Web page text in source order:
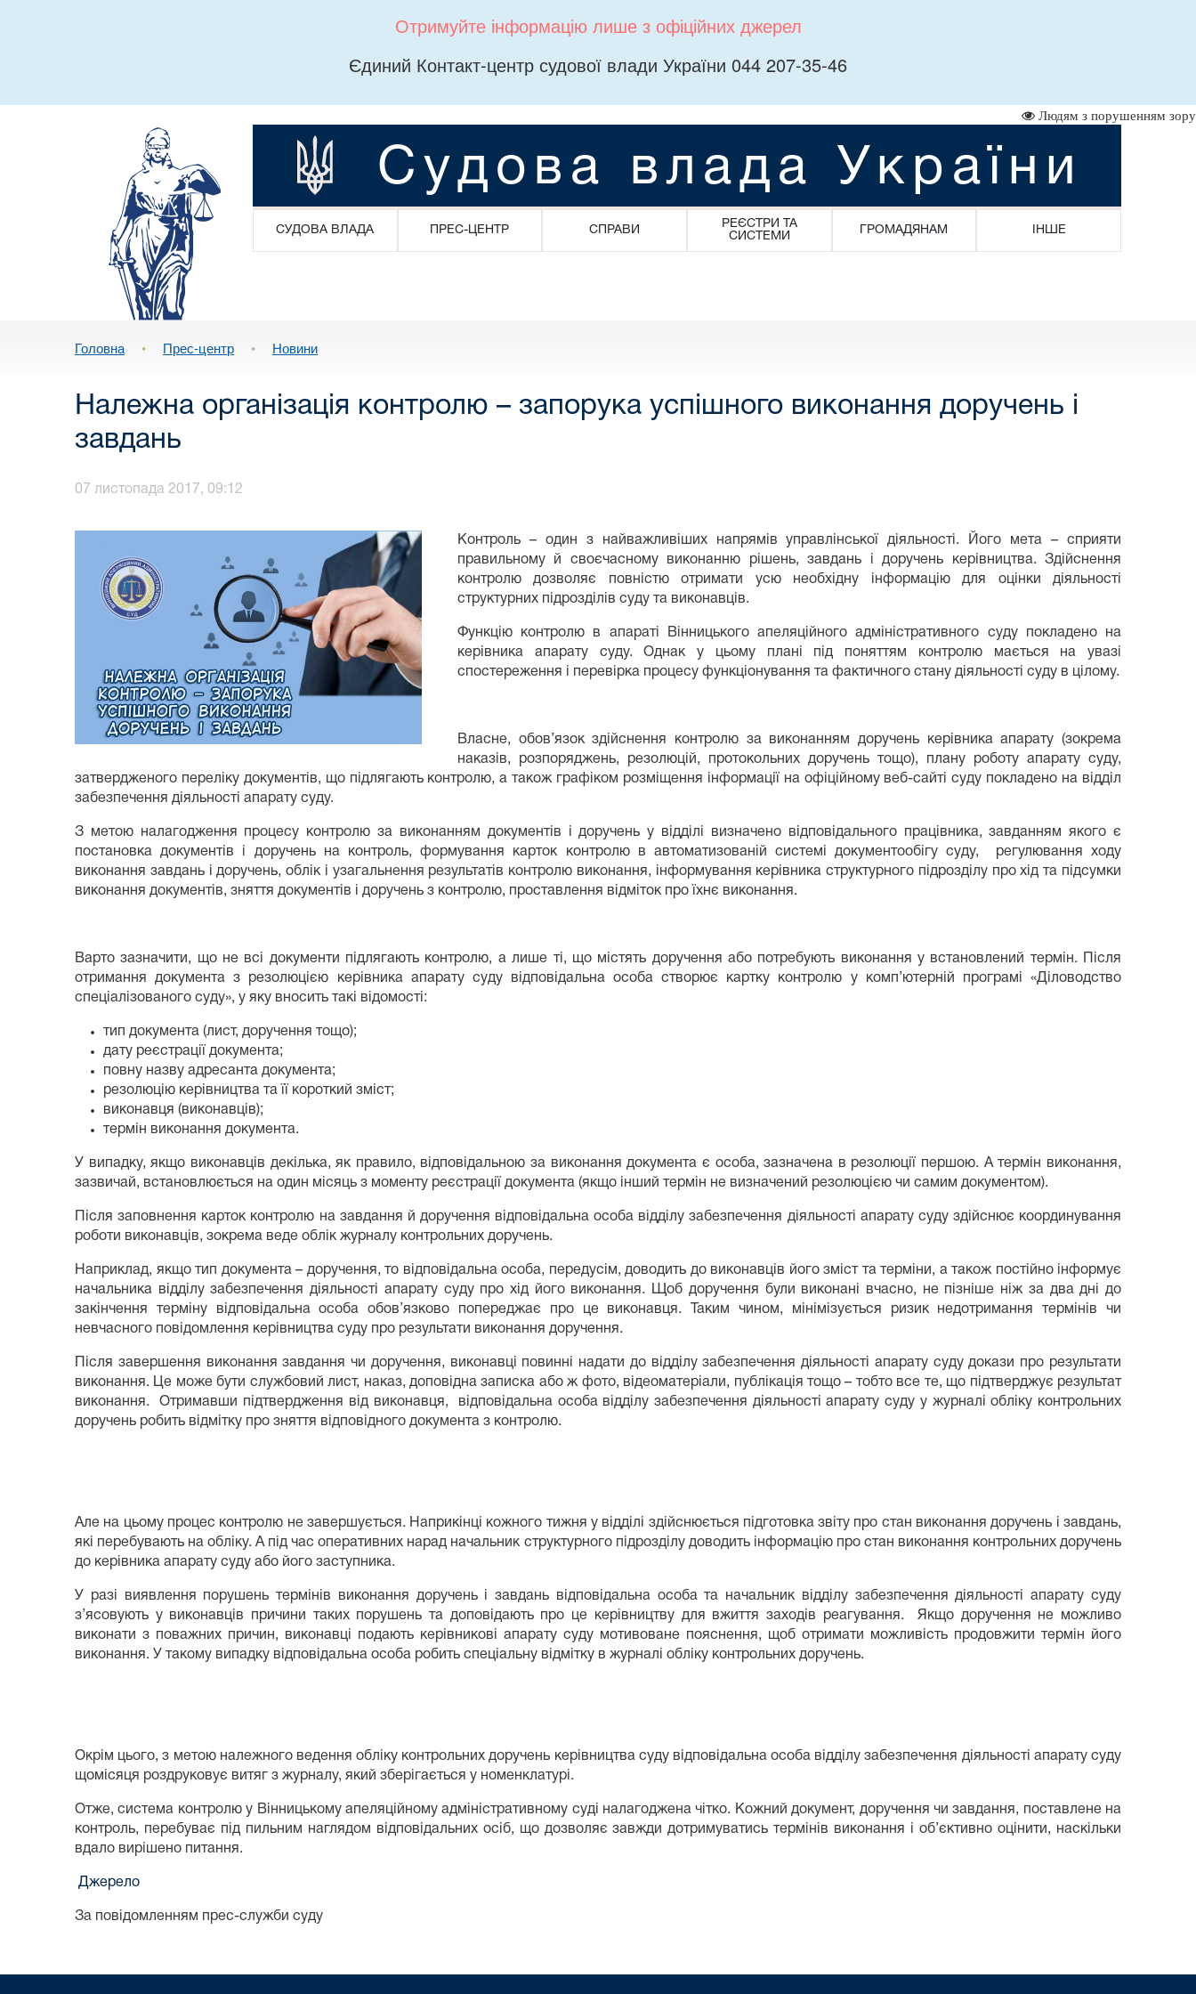
Отримуйте інформацію лише з офіційних джерел
Єдиний Контакт-центр судової влади України 044 207-35-46
Людям з порушенням зору
Судова влада України
СУДОВА ВЛАДА ПРЕС-ЦЕНТР СПРАВИ
РЕЄСТРИ ТА
СИСТЕМИ
ГРОМАДЯНАМ ІНШЕ
Головна • Прес-центр • Новини
Належна організація контролю – запорука успішного виконання доручень і
завдань
07 листопада 2017, 09:12
Контроль – один з найважливіших напрямів управлінської діяльності. Його мета – сприяти
правильному й своєчасному виконанню рішень, завдань і доручень керівництва. Здійснення
контролю дозволяє повністю отримати усю необхідну інформацію для оцінки діяльності
структурних підрозділів суду та виконавців.
Функцію контролю в апараті Вінницького апеляційного адміністративного суду покладено на
керівника апарату суду. Однак у цьому плані під поняттям контролю мається на увазі
спостереження і перевірка процесу функціонування та фактичного стану діяльності суду в цілому.
Власне, обов’язок здійснення контролю за виконанням доручень керівника апарату (зокрема
наказів, розпоряджень, резолюцій, протокольних доручень тощо), плану роботу апарату суду,
затвердженого переліку документів, що підлягають контролю, а також графіком розміщення інформації на офіційному веб-сайті суду покладено на відділ
забезпечення діяльності апарату суду.
З метою налагодження процесу контролю за виконанням документів і доручень у відділі визначено відповідального працівника, завданням якого є
постановка документів і доручень на контроль, формування карток контролю в автоматизованій системі документообігу суду, регулювання ходу
виконання завдань і доручень, облік і узагальнення результатів контролю виконання, інформування керівника структурного підрозділу про хід та підсумки
виконання документів, зняття документів і доручень з контролю, проставлення відміток про їхнє виконання.
Варто зазначити, що не всі документи підлягають контролю, а лише ті, що містять доручення або потребують виконання у встановлений термін. Після
отримання документа з резолюцією керівника апарату суду відповідальна особа створює картку контролю у комп’ютерній програмі «Діловодство
спеціалізованого суду», у яку вносить такі відомості:
тип документа (лист, доручення тощо);
дату реєстрації документа;
повну назву адресанта документа;
резолюцію керівництва та її короткий зміст;
виконавця (виконавців);
термін виконання документа.
У випадку, якщо виконавців декілька, як правило, відповідальною за виконання документа є особа, зазначена в резолюції першою. А термін виконання,
зазвичай, встановлюється на один місяць з моменту реєстрації документа (якщо інший термін не визначений резолюцією чи самим документом).
Після заповнення карток контролю на завдання й доручення відповідальна особа відділу забезпечення діяльності апарату суду здійснює координування
роботи виконавців, зокрема веде облік журналу контрольних доручень.
Наприклад, якщо тип документа – доручення, то відповідальна особа, передусім, доводить до виконавців його зміст та терміни, а також постійно інформує
начальника відділу забезпечення діяльності апарату суду про хід його виконання. Щоб доручення були виконані вчасно, не пізніше ніж за два дні до
закінчення терміну відповідальна особа обов’язково попереджає про це виконавця. Таким чином, мінімізується ризик недотримання термінів чи
невчасного повідомлення керівництва суду про результати виконання доручення.
Після завершення виконання завдання чи доручення, виконавці повинні надати до відділу забезпечення діяльності апарату суду докази про результати
виконання. Це може бути службовий лист, наказ, доповідна записка або ж фото, відеоматеріали, публікація тощо – тобто все те, що підтверджує результат
виконання. Отримавши підтвердження від виконавця, відповідальна особа відділу забезпечення діяльності апарату суду у журналі обліку контрольних
доручень робить відмітку про зняття відповідного документа з контролю.
Але на цьому процес контролю не завершується. Наприкінці кожного тижня у відділі здійснюється підготовка звіту про стан виконання доручень і завдань,
які перебувають на обліку. А під час оперативних нарад начальник структурного підрозділу доводить інформацію про стан виконання контрольних доручень
до керівника апарату суду або його заступника.
У разі виявлення порушень термінів виконання доручень і завдань відповідальна особа та начальник відділу забезпечення діяльності апарату суду
з’ясовують у виконавців причини таких порушень та доповідають про це керівництву для вжиття заходів реагування. Якщо доручення не можливо
виконати з поважних причин, виконавці подають керівникові апарату суду мотивоване пояснення, щоб отримати можливість продовжити термін його
виконання. У такому випадку відповідальна особа робить спеціальну відмітку в журналі обліку контрольних доручень.
Окрім цього, з метою належного ведення обліку контрольних доручень керівництва суду відповідальна особа відділу забезпечення діяльності апарату суду
щомісяця роздруковує витяг з журналу, який зберігається у номенклатурі.
Отже, система контролю у Вінницькому апеляційному адміністративному суді налагоджена чітко. Кожний документ, доручення чи завдання, поставлене на
контроль, перебуває під пильним наглядом відповідальних осіб, що дозволяє завжди дотримуватись термінів виконання і об’єктивно оцінити, наскільки
вдало вирішено питання.
Джерело
За повідомленням прес-служби суду